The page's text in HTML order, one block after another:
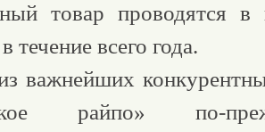
товар проводятся в
течение всего года.
важнейших
райпо» по-